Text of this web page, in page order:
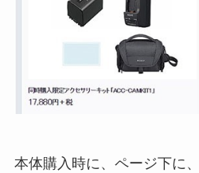
本体購入時に、ページ下に